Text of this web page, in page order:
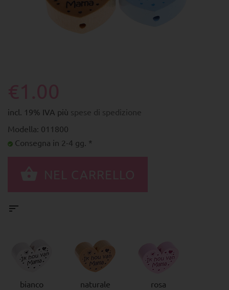
incl. 19% IVA più spese di spedizione
Modella: 011800
Consegna in 2-4 gg. *
bianco naturale rosa